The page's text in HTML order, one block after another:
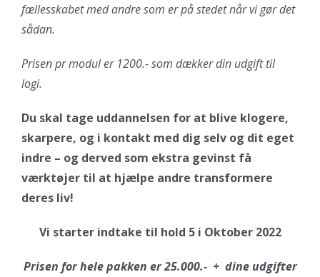
fællesskabet med andre som er på stedet når vi gør det
sådan.
Prisen pr modul er 1200.- som dækker din udgift til
logi.
Du skal tage uddannelsen for at blive klogere,
skarpere, og i kontakt med dig selv og dit eget
indre – og derved som ekstra gevinst få
værktøjer til at hjælpe andre transformere
deres liv!
Vi starter indtake til hold 5 i Oktober 2022
Prisen for hele pakken er 25.000.- + dine udgifter